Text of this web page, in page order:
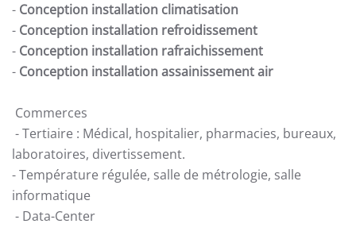
- Conception installation climatisation
- Conception installation refroidissement
- Conception installation rafraichissement
- Conception installation assainissement air
Commerces
- Tertiaire : Médical, hospitalier, pharmacies, bureaux,
laboratoires, divertissement.
- Température régulée, salle de métrologie, salle
informatique
- Data-Center